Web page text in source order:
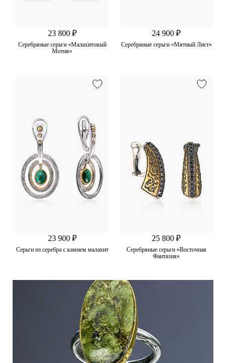
23 800 ₽
Серебряные серьги «Малахитовый
Мотив»
24 900 ₽
Серебряные серьги «Мятный Лист»
23 900 ₽
Серьги из серебра с камнем малахит
25 800 ₽
Серебряные серьги «Восточная
Фантазия»